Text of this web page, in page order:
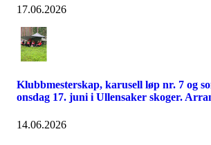
17.06.2026
Klubbmesterskap, karusell løp nr. 7 og
onsdag 17. juni i Ullensaker skoger.
14.06.2026